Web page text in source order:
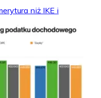
niż IKE i